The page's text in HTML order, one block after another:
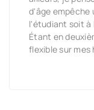
d'âge empêche
l'étudiant soit à
Étant en
flexible sur mes